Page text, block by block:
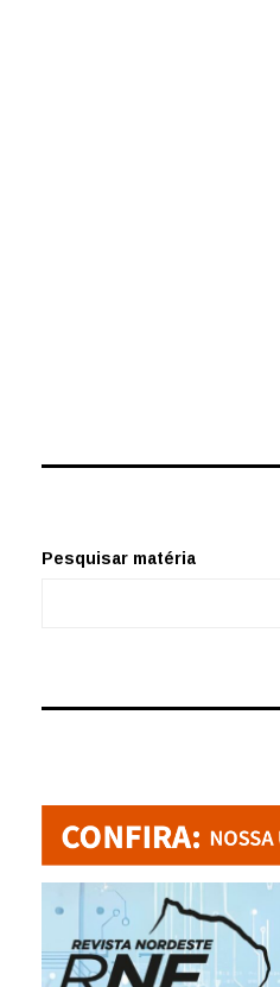
Pesquisar matéria